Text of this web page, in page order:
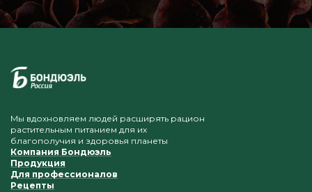
Мы вдохновляем людей расширять рацион
растительным питанием для их
благополучия и здоровья планеты
Компания Бондюэль
Продукция
Для профессионалов
Рецепты